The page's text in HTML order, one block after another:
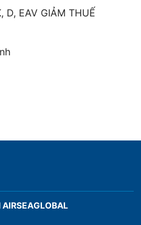
D, EAV GIẢM THUẾ